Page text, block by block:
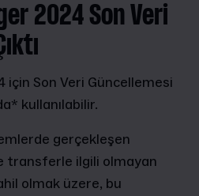
2024 Son Veri
Son Veri Güncellemesi
kullanılabilir.
gerçekleşen
ilgili olmayan
olmak üzere, bu